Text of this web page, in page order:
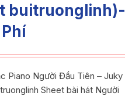
buitruonglinh)-
Piano Người Đầu Tiên – Juky
Sheet bài hát Người